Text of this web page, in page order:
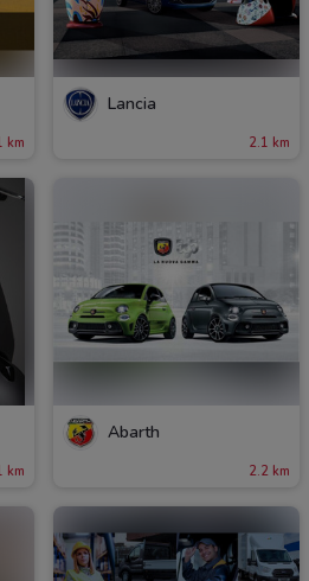
km
Lancia
2.1 km
km
Abarth
2.2 km